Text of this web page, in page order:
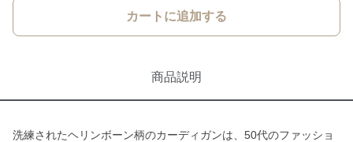
カートに追加する
商品説明
洗練されたヘリンボーン柄のカーディガンは、50代のファッショ